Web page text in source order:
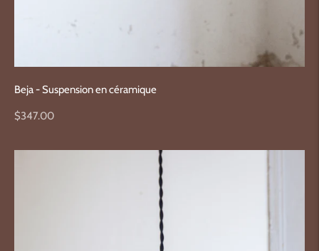
Beja - Suspension en céramique
Prix
$347.00